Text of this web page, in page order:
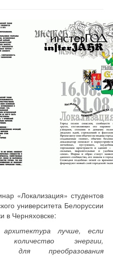
«Локализация» студентов
университета Белоруссии
в Черняховске:
лучше, если
количество энергии,
для преобразования